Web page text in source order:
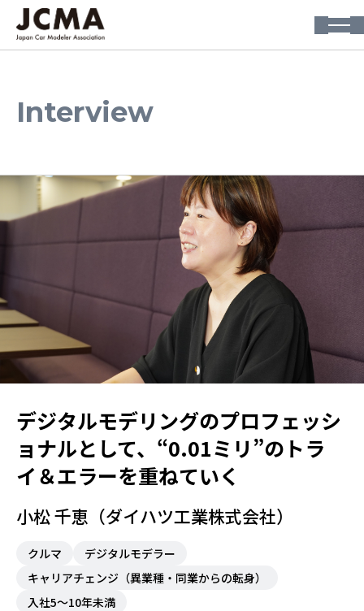
Interview
デジタルモデリングのプロフェッシ
ョナルとして、“0.01ミリ”のトラ
イ＆エラーを重ねていく
小松 千恵（ダイハツ工業株式会社）
クルマ
デジタルモデラー
キャリアチェンジ（異業種・同業からの転身）
入社5～10年未満